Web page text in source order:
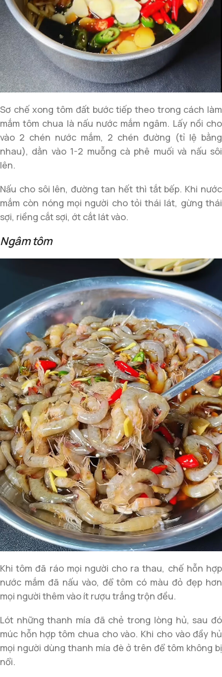
Sơ chế xong tôm đất bước tiếp theo trong cách làm
mắm tôm chua là nấu nước mắm ngâm. Lấy nồi cho
vào 2 chén nước mắm, 2 chén đường (tỉ lệ bằng
nhau), dằn vào 1-2 muỗng cà phê muối và nấu sôi
lên.
Nấu cho sôi lên, đường tan hết thì tắt bếp. Khi nước
mắm còn nóng mọi người cho tỏi thái lát, gừng thái
sợi, riềng cắt sợi, ớt cắt lát vào.
Ngâm tôm
Khi tôm đã ráo mọi người cho ra thau, chế hỗn hợp
nước mắm đã nấu vào, để tôm có màu đỏ đẹp hơn
mọi người thêm vào ít rượu trắng trộn đều.
Lót những thanh mía đã chẻ trong lòng hủ, sau đó
múc hỗn hợp tôm chua cho vào. Khi cho vào đầy hủ
mọi người dùng thanh mía đè ở trên để tôm không bị
nổi.